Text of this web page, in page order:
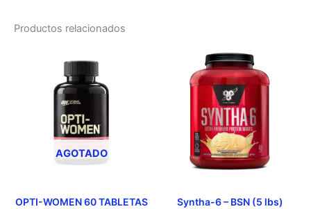
Productos relacionados
AGOTADO
OPTI-WOMEN 60 TABLETAS
tiene
múltiples
variantes.
Las
opciones
se
elegir
Syntha-6 – BSN (5 lbs)
Este
producto
tiene
múltiples
variantes.
Las
opciones
se
elegir